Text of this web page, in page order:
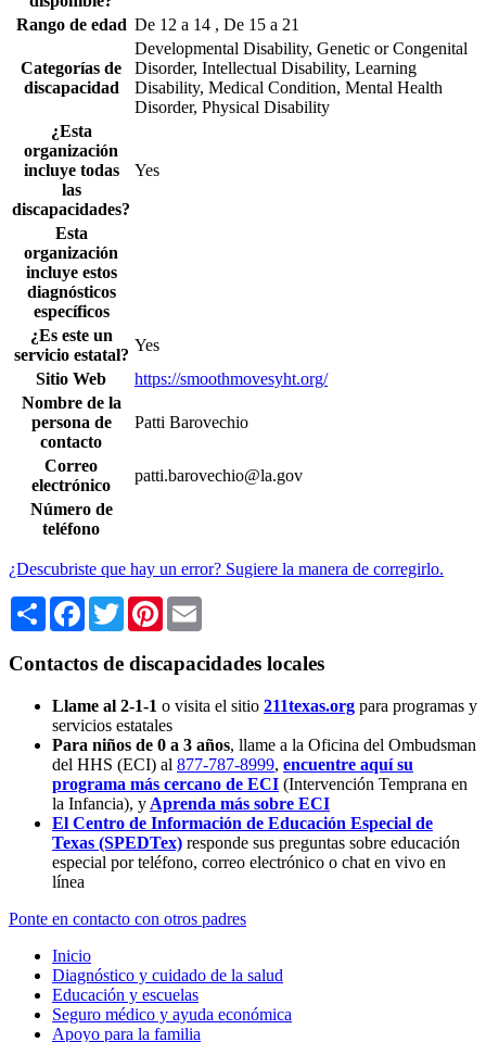
Rango de edad De 12 a 14 , De 15 a 21
Categorías de
discapacidad
Developmental Disability, Genetic or Congenital
Disorder, Intellectual Disability, Learning
Disability, Medical Condition, Mental Health
Disorder, Physical Disability
¿Esta
organización
incluye todas
las
discapacidades?
Yes
Esta
organización
incluye estos
diagnósticos
específicos
¿Es este un
servicio estatal?
Yes
Sitio Web
https://smoothmovesyht.org/
Nombre de la
persona de
contacto
Patti Barovechio
Correo
electrónico
patti.barovechio@la.gov
Número de
teléfono
¿Descubriste que hay un error? Sugiere la manera de corregirlo.
Share Facebook
TwitterPinterest
Contactos de discapacidades locales
Llame al 2-1-1 o visita el sitio 211texas.org para programas y
servicios estatales
Para niños de 0 a 3 años, llame a la Oficina del Ombudsman
del HHS (ECI) al 877-787-8999, encuentre aquí su
programa más cercano de ECI (Intervención Temprana en
la Infancia), y Aprenda más sobre ECI
El Centro de Información de Educación Especial de
Texas (SPEDTex) responde sus preguntas sobre educación
especial por teléfono, correo electrónico o chat en vivo en
línea
Ponte en contacto con otros padres
Inicio
Diagnóstico y cuidado de la salud
Educación y escuelas
Seguro médico y ayuda económica
Apoyo para la familia